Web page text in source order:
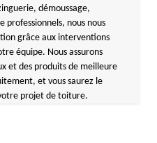
démoussage,
nous nous
grâce aux interventions
équipe. Nous assurons
et des produits de meilleure
et vous saurez le
projet de toiture.